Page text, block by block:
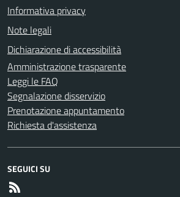
Informativa privacy
Note legali
Dichiarazione di accessibilità
Amministrazione trasparente
Leggi le FAQ
Segnalazione disservizio
Prenotazione appuntamento
Richiesta d'assistenza
SEGUICI SU